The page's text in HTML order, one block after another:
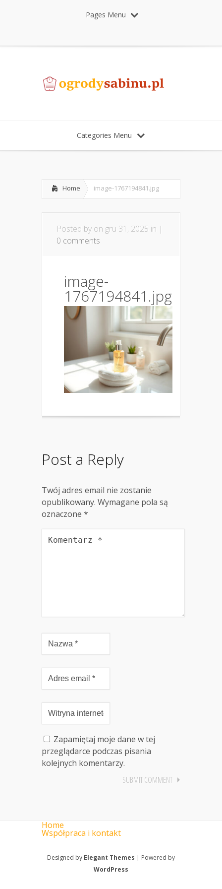
Pages Menu
Categories Menu
Home image-1767194841.jpg
Posted by on gru 31, 2025 in |
0 comments
image-
1767194841.jpg
Post a Reply
Twój adres email nie zostanie
opublikowany. Wymagane pola są
oznaczone *
Zapamiętaj moje dane w tej
przeglądarce podczas pisania
kolejnych komentarzy.
Home
Współpraca i kontakt
Designed by Elegant Themes | Powered by
WordPress